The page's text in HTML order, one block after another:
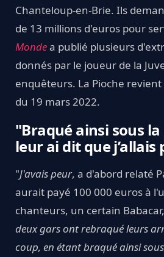
Chanteloup-en-Brie. Ils
de 13 millions d'euros pour
Mondea publié plusieurs
donnés par le joueur de la
enquêteurs. La Pioche
du 19 mars 2022.
"Braqué ainsi sous
leur ai dit que j’allais
"J'avais peur, a d'abord relaté
aurait payé 100 000 euros à
chanteurs, un certain
deux gars ont rebraqué leurs
coup, en étant braqué ainsi